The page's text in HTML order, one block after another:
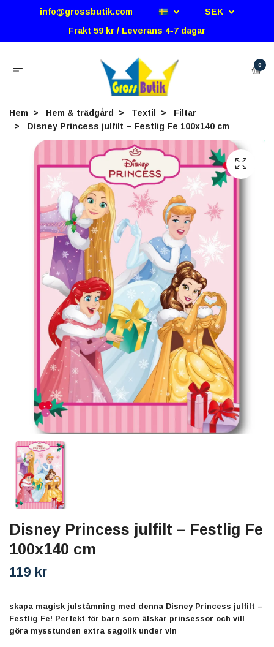
info@grossbutik.com
SEK
Frakt 59 kr / Leverans 4-7 dagar
0
Hem Hem & trädgård Textil
Filtar
Disney Princess julfilt – Festlig Fe 100x140 cm
Disney Princess julfilt – Festlig Fe
100x140 cm
119 kr
skapa magisk julstämning med denna Disney Princess julfilt –
Festlig Fe! Perfekt för barn som älskar prinsessor och vill
göra mysstunden extra sagolik under vin